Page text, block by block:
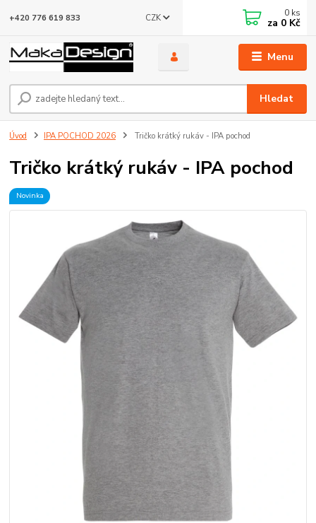
Menu
CZK
Hledat
+420 776 619 833 0 ks
za 0 Kč
Úvod IPA POCHOD 2026 Tričko krátký rukáv - IPA pochod
Tričko krátký rukáv - IPA pochod
Novinka